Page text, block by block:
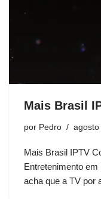
Mais Brasil
por Pedro agosto
Mais Brasil IPTV
Entretenimento
acha que a TV por